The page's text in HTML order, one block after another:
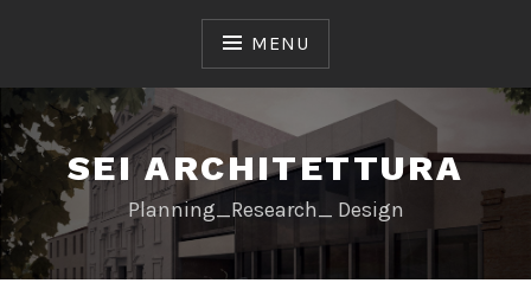
MENU
SEI ARCHITETTURA
Planning_Research_ Design